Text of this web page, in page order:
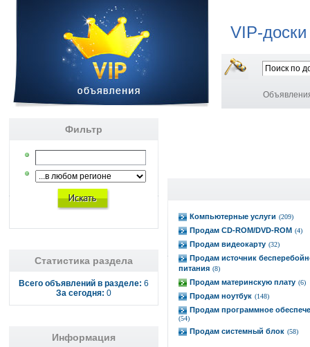
VIP-
Фильтр
Статистика раздела
Всего объявлений в разделе: 6
За сегодня: 0
Информация
Компьютерные услуги (209)
Продам CD-ROM/DVD-ROM (4)
Продам видеокарту (32)
Продам источник
питания (8)
Продам материнскую плату (6)
Продам ноутбук (148)
Продам программное
(54)
Продам системный блок (58)